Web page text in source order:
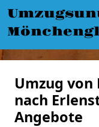
Umzug
nach
Angebote